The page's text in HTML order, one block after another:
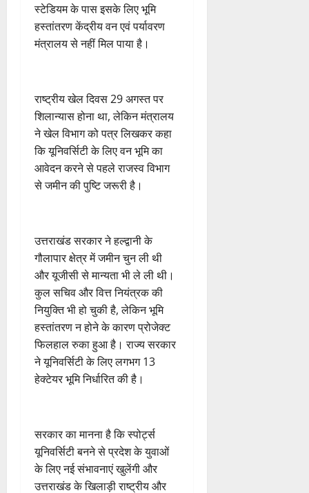
स्टेडियम के पास इसके लिए भूमि
हस्तांतरण केंद्रीय वन एवं पर्यावरण
मंत्रालय से नहीं मिल पाया है।
राष्ट्रीय खेल दिवस 29 अगस्त पर
शिलान्यास होना था, लेकिन मंत्रालय
ने खेल विभाग को पत्र लिखकर कहा
कि यूनिवर्सिटी के लिए वन भूमि का
आवेदन करने से पहले राजस्व विभाग
से जमीन की पुष्टि जरूरी है।
उत्तराखंड सरकार ने हल्द्वानी के
गौलापार क्षेत्र में जमीन चुन ली थी
और यूजीसी से मान्यता भी ले ली थी।
कुल सचिव और वित्त नियंत्रक की
नियुक्ति भी हो चुकी है, लेकिन भूमि
हस्तांतरण न होने के कारण प्रोजेक्ट
फिलहाल रुका हुआ है। राज्य सरकार
ने यूनिवर्सिटी के लिए लगभग 13
हेक्टेयर भूमि निर्धारित की है।
सरकार का मानना है कि स्पोर्ट्स
यूनिवर्सिटी बनने से प्रदेश के युवाओं
के लिए नई संभावनाएं खुलेंगी और
उत्तराखंड के खिलाड़ी राष्ट्रीय और